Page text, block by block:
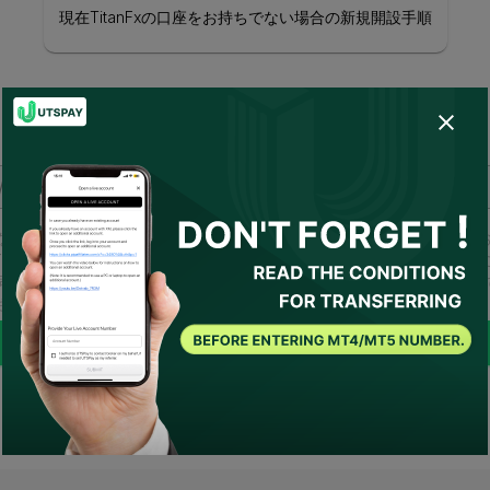
現在TitanFxの口座をお持ちでない場合の新規開設手順
たは以下に同意しました： 利用規約 および プライバシーポリシー
が私の代理人として、または私に代わってブローカーへ連絡する
意します。必要な条件がある場合、UTSPAYは私のアドバイザーとし
れます。
送信